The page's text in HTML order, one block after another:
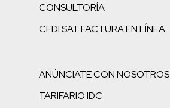
CONSULTORÍA
CFDI SAT FACTURA EN LÍNEA
ANÚNCIATE CON NOSOTROS
TARIFARIO IDC